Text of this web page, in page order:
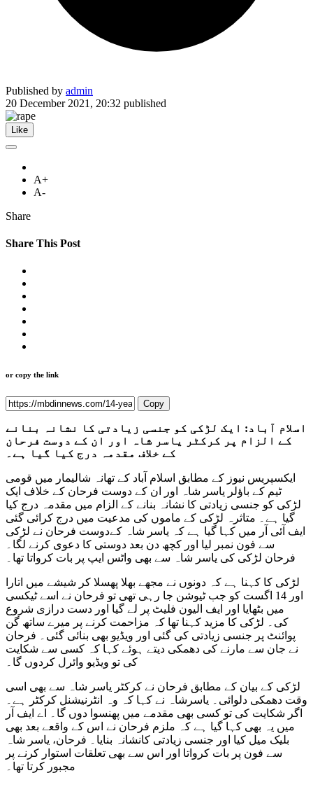
Published by admin
20 December 2021, 20:32 published
Like
A+
A-
Share
Share This Post
or copy the link
Copy
اسلام آباد: ایک لڑکی کو جنسی زیادتی کا نشانہ بنانے
کے الزام پر کرکٹر یاسر شاہ اور ان کے دوست فرحان
کے خلاف مقدمہ درج کیا گیا ہے۔
ایکسپریس نیوز کے مطابق اسلام آباد کے تھانہ شالیمار میں قومی
ٹیم کے باؤلر یاسر شاہ اور ان کے دوست فرحان کے خلاف ایک
لڑکی کو جنسی زیادتی کا نشانہ بنانے کے الزام میں مقدمہ درج کیا
گیا ہے۔ متاثرہ لڑکی کے ماموں کی مدعیت میں درج کرائی گئی
ایف آئی آر میں کہا گیا ہے کہ یاسر شاہ کےدوست فرحان نے لڑکی
سے فون نمبر لیا اور کچھ دن بعد دوستی کا دعوی کرنے لگا۔
فرحان لڑکی کی یاسر شاہ سے بھی واٹس ایپ پر بات کرواتا تھا۔
لڑکی کا کہنا ہے کہ دونوں نے مجھے بھلا پھسلا کر شیشے میں اتارا
اور 14 اگست کو جب ٹیوشن جا رہی تھی تو فرحان نے اسے ٹیکسی
میں بٹھایا اور ایف الیون فلیٹ پر لے گیا اور دست درازی شروع
کی۔ لڑکی کا مزید کہنا تھا کہ مزاحمت کرنے پر میرے ساتھ گن
پوائنٹ پر جنسی زیادتی کی گئی اور ویڈیو بھی بنائی گئی۔ فرحان
نے جان سے مارنے کی دھمکی دیتے ہوئے کہا کہ کسی سے شکایت
کی تو ویڈیو وائرل کردوں گا۔
لڑکی کے بیان کے مطابق فرحان نے کرکٹر یاسر شاہ سے بھی اسی
وقت دھمکی دلوائی۔ یاسرشاہ نے کہا کہ وہ انٹرنیشنل کرکٹر ہے۔
اگر شکایت کی تو کسی بھی مقدمے میں پھنسوا دوں گا۔ اے ایف آر
میں یہ بھی کہا گیا ہے کہ ملزم فرحان نے اس کے واقعے بعد بھی
بلیک میل کیا اور جنسی زیادتی کانشانہ بنایا۔ فرحان، یاسر شاہ
سے فون پر بات کرواتا اور اس سے بھی تعلقات استوار کرنے پر
مجبور کرتا تھا۔